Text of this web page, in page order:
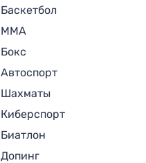
Баскетбол
MMA
Бокс
Автоспорт
Шахматы
Киберспорт
Биатлон
Допинг